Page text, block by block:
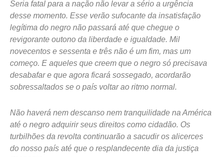
Seria fatal para a nação não levar a sério a urgência
desse momento. Esse verão sufocante da insatisfação
legítima do negro não passará até que chegue o
revigorante outono da liberdade e igualdade. Mil
novecentos e sessenta e três não é um fim, mas um
começo. E aqueles que creem que o negro só precisava
desabafar e que agora ficará sossegado, acordarão
sobressaltados se o país voltar ao ritmo normal.
Não haverá nem descanso nem tranquilidade na América
até o negro adquirir seus direitos como cidadão. Os
turbilhões da revolta continuarão a sacudir os alicerces
do nosso país até que o resplandecente dia da justiça